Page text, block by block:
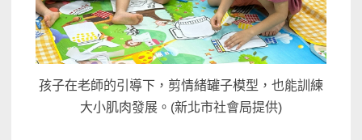
孩子在老師的引導下，剪情緒罐子模型，也能訓練
大小肌肉發展。(新北市社會局提供)